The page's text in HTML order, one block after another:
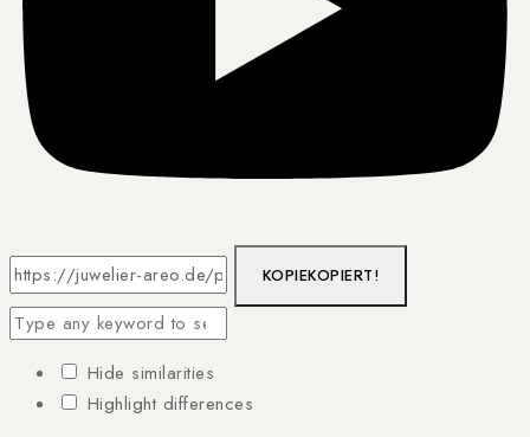
KOPIEKOPIERT!
Hide similarities
Highlight differences